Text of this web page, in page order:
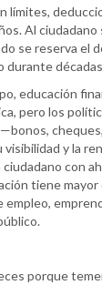
límites,
Al
se reserva el
durante
educación
pero los
y la
con
tiene mayor
empleo,
porque